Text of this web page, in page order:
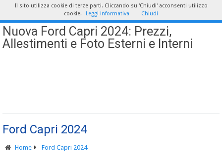
Nuova Ford Capri 2024: Prezzi,
Allestimenti e Foto Esterni e Interni
Ford Capri 2024
Home Ford Capri 2024
Il sito utilizza cookie di terze parti. Cliccando su 'Chiudi' acconsenti utilizzo
cookie.
Leggi informativa Chiudi